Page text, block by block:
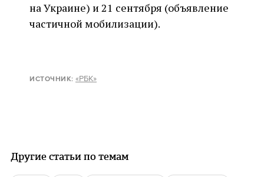
на Украине) и 21 сентября (объявление
частичной мобилизации).
ИСТОЧНИК: «РБК»
Другие статьи по темам